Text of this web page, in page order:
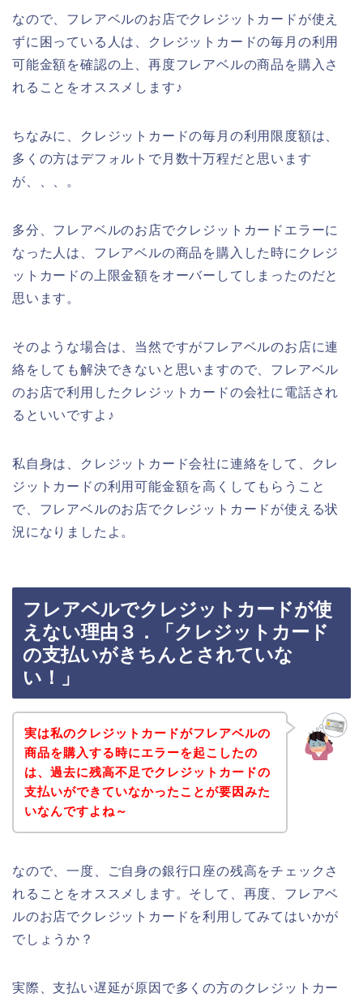
なので、フレアベルのお店でクレジットカードが使え
ずに困っている人は、クレジットカードの毎月の利用
可能金額を確認の上、再度フレアベルの商品を購入さ
れることをオススメします♪
ちなみに、クレジットカードの毎月の利用限度額は、
多くの方はデフォルトで月数十万程だと思います
が、、、。
多分、フレアベルのお店でクレジットカードエラーに
なった人は、フレアベルの商品を購入した時にクレジ
ットカードの上限金額をオーバーしてしまったのだと
思います。
そのような場合は、当然ですがフレアベルのお店に連
絡をしても解決できないと思いますので、フレアベル
のお店で利用したクレジットカードの会社に電話され
るといいですよ♪
私自身は、クレジットカード会社に連絡をして、クレ
ジットカードの利用可能金額を高くしてもらうこと
で、フレアベルのお店でクレジットカードが使える状
況になりましたよ。
フレアベルでクレジットカードが使
えない理由３．「クレジットカード
の支払いがきちんとされていな
い！」
実は私のクレジットカードがフレアベルの
商品を購入する時にエラーを起こしたの
は、過去に残高不足でクレジットカードの
支払いができていなかったことが要因みた
いなんですよね～
なので、一度、ご自身の銀行口座の残高をチェックさ
れることをオススメします。そして、再度、フレアベ
ルのお店でクレジットカードを利用してみてはいかが
でしょうか？
実際、支払い遅延が原因で多くの方のクレジットカー